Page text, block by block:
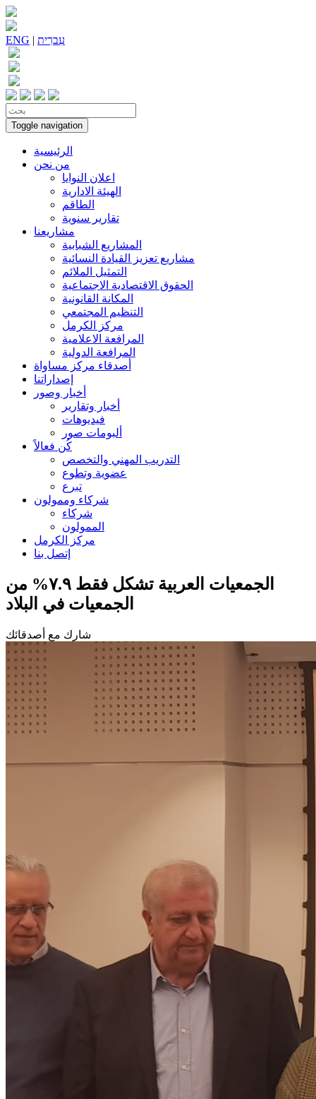
ENG | עִברִית
Toggle navigation
الرئيسية
من نحن
اعلان النوايا
الهيئة الادارية
الطاقم
تقارير سنوية
مشاريعنا
المشاريع الشبابية
مشاريع تعزيز القيادة النسائية
التمثيل الملائم
الحقوق الاقتصادية الاجتماعية
المكانة القانونية
التنظيم المجتمعي
مركز الكرمل
المرافعة الاعلامية
المرافعة الدولية
أصدقاء مركز مساواة
إصداراتنا
أخبار وصور
أخبار وتقارير
فيديوهات
ألبومات صور
كُن فعالاً
التدريب المهني والتخصص
عضوية وتطوع
تبرع
شركاء وممولون
شركاء
الممولون
مركز الكرمل
إتصل بنا
الجمعيات العربية تشكل فقط ٧.٩% من
الجمعيات في البلاد
شارك مع أصدقائك